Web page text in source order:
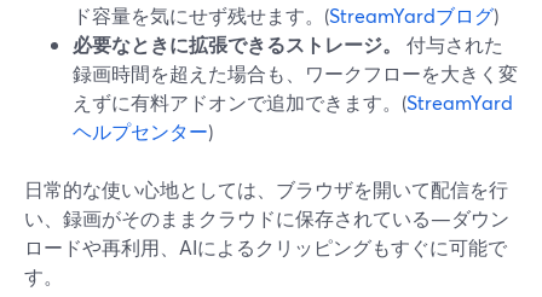
ド容量を気にせず残せます。(StreamYardブログ)
必要なときに拡張できるストレージ。
付与された
録画時間を超えた場合も、ワークフローを大きく変
えずに有料アドオンで追加できます。(StreamYard
ヘルプセンター)
日常的な使い心地としては、ブラウザを開いて配信を行
い、録画がそのままクラウドに保存されている—ダウン
ロードや再利用、AIによるクリッピングもすぐに可能で
す。